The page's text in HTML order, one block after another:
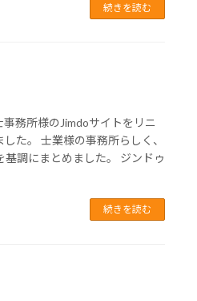
続きを読む
務所様のJimdoサイトをリニ
た。 士業様の事務所らしく、
調にまとめました。 ジンドゥ
続きを読む